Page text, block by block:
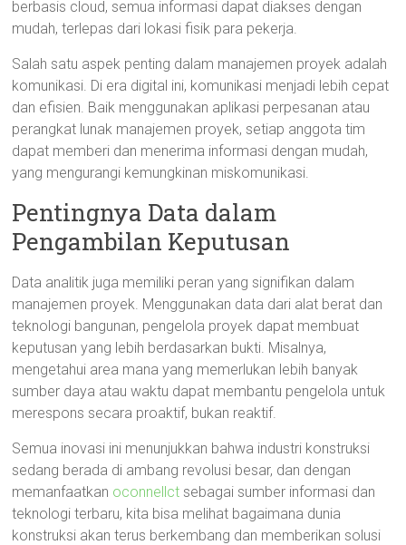
berbasis cloud, semua informasi dapat diakses dengan
mudah, terlepas dari lokasi fisik para pekerja.
Salah satu aspek penting dalam manajemen proyek adalah
komunikasi. Di era digital ini, komunikasi menjadi lebih cepat
dan efisien. Baik menggunakan aplikasi perpesanan atau
perangkat lunak manajemen proyek, setiap anggota tim
dapat memberi dan menerima informasi dengan mudah,
yang mengurangi kemungkinan miskomunikasi.
Pentingnya Data dalam
Pengambilan Keputusan
Data analitik juga memiliki peran yang signifikan dalam
manajemen proyek. Menggunakan data dari alat berat dan
teknologi bangunan, pengelola proyek dapat membuat
keputusan yang lebih berdasarkan bukti. Misalnya,
mengetahui area mana yang memerlukan lebih banyak
sumber daya atau waktu dapat membantu pengelola untuk
merespons secara proaktif, bukan reaktif.
Semua inovasi ini menunjukkan bahwa industri konstruksi
sedang berada di ambang revolusi besar, dan dengan
memanfaatkan oconnellct sebagai sumber informasi dan
teknologi terbaru, kita bisa melihat bagaimana dunia
konstruksi akan terus berkembang dan memberikan solusi